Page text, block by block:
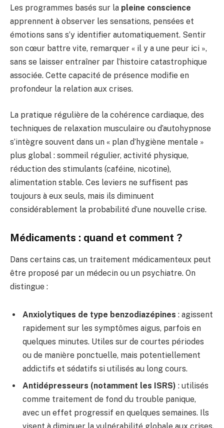
Les programmes basés sur la pleine conscience
apprennent à observer les sensations, pensées et
émotions sans s’y identifier automatiquement. Sentir
son cœur battre vite, remarquer « il y a une peur ici »,
sans se laisser entraîner par l’histoire catastrophique
associée. Cette capacité de présence modifie en
profondeur la relation aux crises.
La pratique régulière de la cohérence cardiaque, des
techniques de relaxation musculaire ou d’autohypnose
s’intègre souvent dans un « plan d’hygiène mentale »
plus global : sommeil régulier, activité physique,
réduction des stimulants (caféine, nicotine),
alimentation stable. Ces leviers ne suffisent pas
toujours à eux seuls, mais ils diminuent
considérablement la probabilité d’une nouvelle crise.
Médicaments : quand et comment ?
Dans certains cas, un traitement médicamenteux peut
être proposé par un médecin ou un psychiatre. On
distingue :
Anxiolytiques de type benzodiazépines : agissent
rapidement sur les symptômes aigus, parfois en
quelques minutes. Utiles sur de courtes périodes
ou de manière ponctuelle, mais potentiellement
addictifs et sédatifs si utilisés au long cours.
Antidépresseurs (notamment les ISRS) : utilisés
comme traitement de fond du trouble panique,
avec un effet progressif en quelques semaines. Ils
visent à diminuer la vulnérabilité globale aux crises.